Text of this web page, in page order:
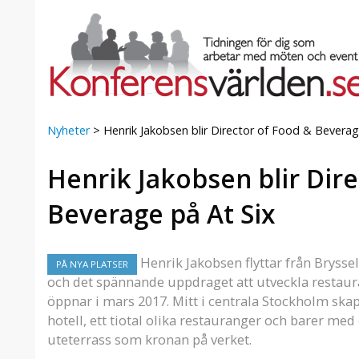
Nyheter> Henrik Jakobsen blir Director of Food &
Henrik Jakobsen blir
Beverage på At Six
PÅ NYA PLATSER
Henrik Jakobsen flyttar från
och det spännande uppdraget att utveckla
öppnar i mars 2017. Mitt i centrala Stockholm
hotell, ett tiotal olika restauranger och barer
uteterrass som kronan på verket.
av att
här är
Erbjudande från Sheraton
Stockholm Hotel
Julerbjudande
2026 hos oss. Mellan den 23
november och 19 december
förvandlar vi våra lokaler till en
stämningsfull mötesplats där
hantverk, tradi ...